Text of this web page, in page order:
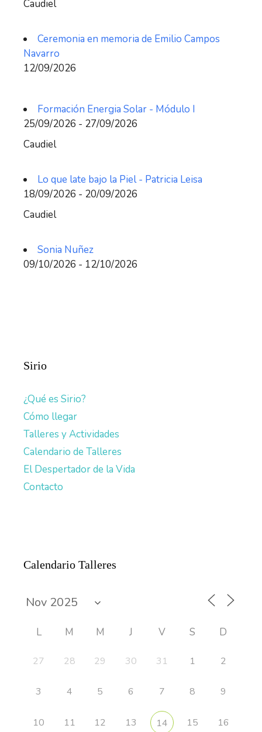
Caudiel
Ceremonia en memoria de Emilio Campos
Navarro
12/09/2026
Formación Energia Solar - Módulo I
25/09/2026 - 27/09/2026
Caudiel
Lo que late bajo la Piel - Patricia Leisa
18/09/2026 - 20/09/2026
Caudiel
Sonia Nuñez
09/10/2026 - 12/10/2026
Sirio
¿Qué es Sirio?
Cómo llegar
Talleres y Actividades
Calendario de Talleres
El Despertador de la Vida
Contacto
Calendario Talleres
L M M J V S D
27 28 29 30 31 1 2
3 4 5 6 7 8 9
10 11 12 13 14 15 16